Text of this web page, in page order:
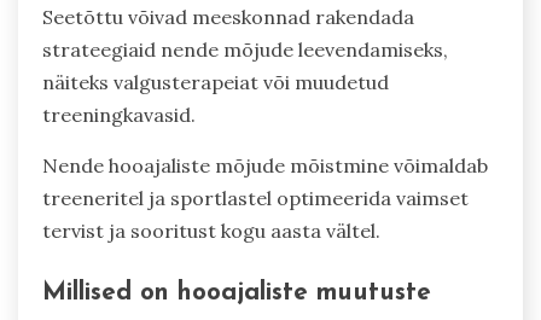
Seetõttu võivad meeskonnad rakendada
strateegiaid nende mõjude leevendamiseks,
näiteks valgusterapeiat või muudetud
treeningkavasid.
Nende hooajaliste mõjude mõistmine võimaldab
treeneritel ja sportlastel optimeerida vaimset
tervist ja sooritust kogu aasta vältel.
Millised on hooajaliste muutuste